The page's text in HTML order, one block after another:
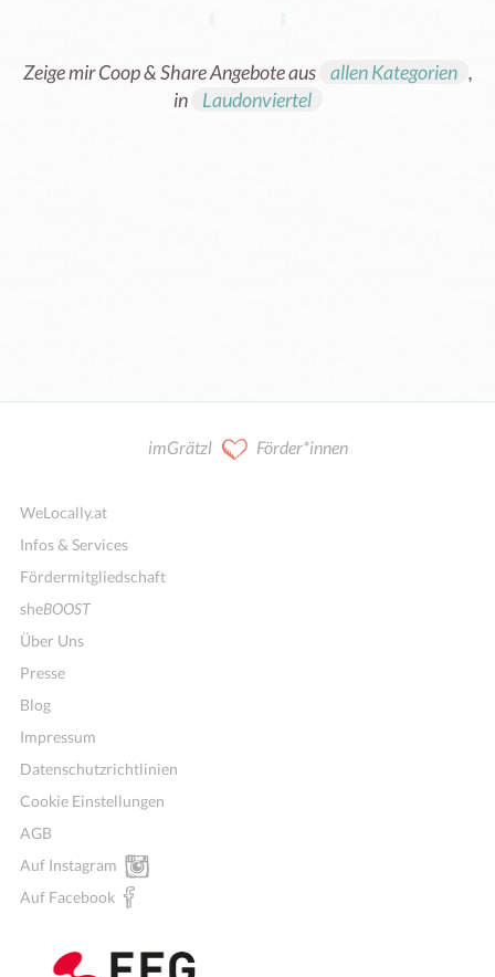
Mitglieder für Vereine, Initiativen
Zeige mir Coop & Share Angebote aus allen Kategorien ,
in
Laudonviertel
imGrätzl Förder*innen
WeLocally.at
Infos & Services
Fördermitgliedschaft
sheBOOST
Über Uns
Presse
Blog
Impressum
Datenschutzrichtlinien
Cookie Einstellungen
AGB
Auf Instagram
Auf Facebook